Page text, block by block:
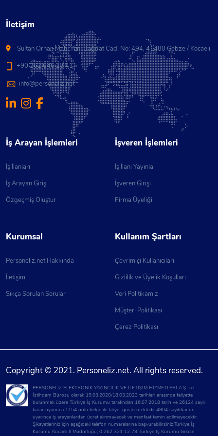
İletişim
Sultan Orhan Mah. Yeni Bağdat Cad. No: 494, 41480 Gebze / Kocaeli
+90 262 646 23 41
info@personeliz.net
İş Arayan İşlemleri
İş İlanları
İş Arayan Girişi
Özgeçmiş Oluştur
İşveren İşlemleri
İş İlanı Yayınla
İşveren Girişi
Firma Üyeliği
Kurumsal
Personeliz.net Hakkında
İletişim
Sıkça Sorulan Sorular
Kullanım Şartları
Çevrimiçi Kullanıcıları
Gizlilik ve Üyelik Koşulları
Veri Politikamız
Müşteri Politikası
Çerez Politikası
Copyright © 2021. Personeliz.net. All rights reserved.
PERSONELİZ ELEKTRONİK YAYINCILIK VE İLETİŞİM HİZMETLERİ A.Ş. zel
İstihdam Bürosu olarak 19.03.2020/18.03.2023 tarihleri arasında faliyette
bulunmak üzere Türkiye İş Kurumu tarafından 16.07.2018 tarih ve 26124 sayılı
karar uyarınca 1154 nolu belge ile faliyet göstermektedir.4904 sayılı kanun
uyarınca iş arayanlardan ücret alınmayacak ve menfaat temin edilmeyecektir.
Şikayetleriniz için aşağıdaki telefon numaralarına başvurabilirsiniz.Türkiye İş
Kurumu Kocaeli İl Müdürlüğü; 0 262 321 12 79 Türkiye İş Kurumu Gebze